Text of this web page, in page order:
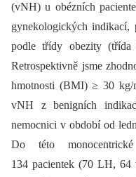
(vNH) u obézních
gynekologických
podle třídy obezity
Retrospektivně jsme
hmotnosti (BMI) ≥ 30 kg/
vNH z benigních
nemocnici v období od
Do této
134 pacientek (70 LH,